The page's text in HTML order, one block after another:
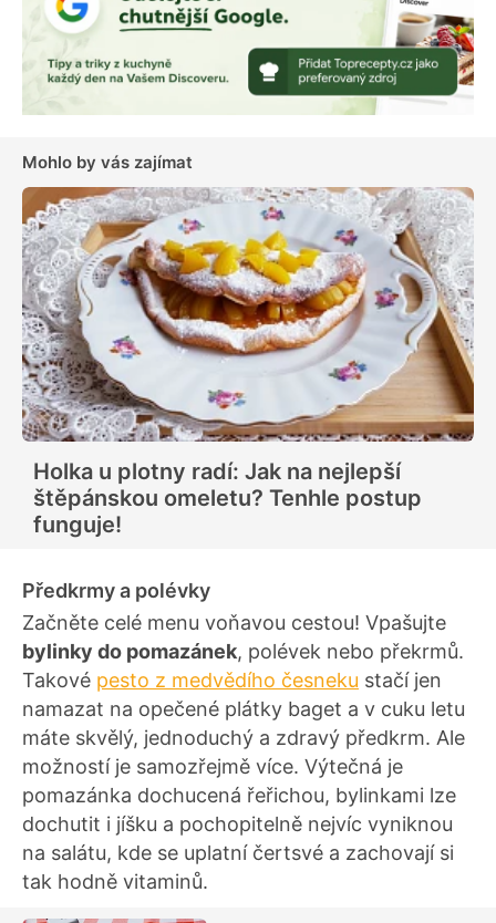
Mohlo by vás zajímat
Holka u plotny radí: Jak na nejlepší
štěpánskou omeletu? Tenhle postup
funguje!
Předkrmy a polévky
Začněte celé menu voňavou cestou! Vpašujte
bylinky do pomazánek, polévek nebo překrmů.
Takové pesto z medvědího česneku stačí jen
namazat na opečené plátky baget a v cuku letu
máte skvělý, jednoduchý a zdravý předkrm. Ale
možností je samozřejmě více. Výtečná je
pomazánka dochucená řeřichou, bylinkami lze
dochutit i jíšku a pochopitelně nejvíc vyniknou
na salátu, kde se uplatní čertsvé a zachovají si
tak hodně vitaminů.